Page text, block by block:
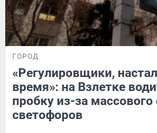
ГОРОД
«Регулировщики,
время»: на Взлетке
пробку из-за
светофоров